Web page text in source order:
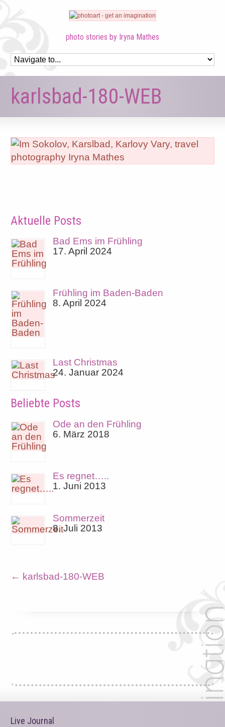
photo stories by Iryna Mathes
karlsbad-180-WEB
Aktuelle Posts
Bad Ems im Frühling
17. April 2024
Frühling im Baden-Baden
8. April 2024
Last Christmas
24. Januar 2024
Beliebte Posts
Ode an den Frühling
6. März 2018
Es regnet…..
1. Juni 2013
Sommerzeit
8. Juli 2013
← karlsbad-180-WEB
Live Journal